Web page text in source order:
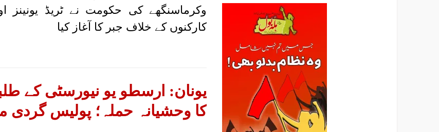
وکرماسنگھے کی حکومت نے ٹریڈ یونینز
کارکنوں کے خلاف جبر کا آغاز کیا
یونان: ارسطو یو نیورسٹی کے
کا وحشیانہ حملہ؛ پولیس گردی